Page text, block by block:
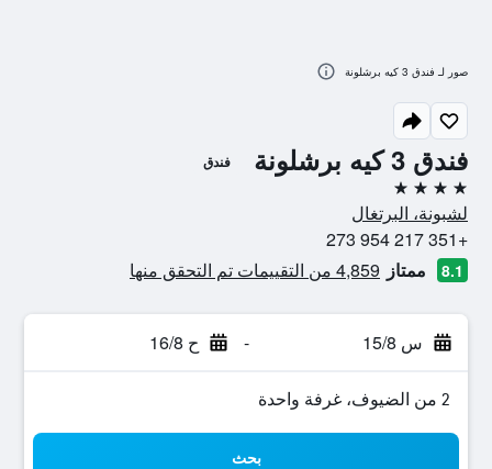
فندق 3 كيه برشلونة فندق
4 نجوم
لشبونة، البرتغال
+351 217 954 273
8.1 ممتاز 4,859 من التقييمات تم التحقق منها
س 15/8 - ح 16/8
2 من الضيوف، غرفة واحدة
بحث
صور لـ فندق 3 كيه برشلونة